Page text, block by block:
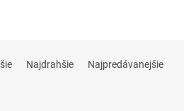
Najdrahšie Najpredávanejšie